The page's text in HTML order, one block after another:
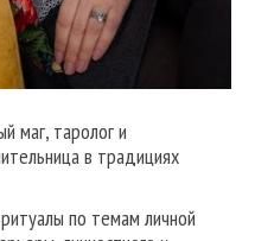
маг, таролог и
в традициях
по темам личной